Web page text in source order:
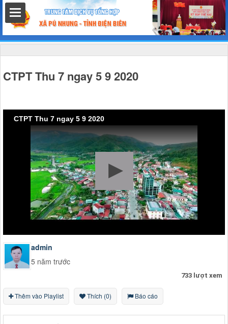
chính
CTPT Thu 7 ngay 5 9 2020
CTPT Thu 7 ngay 5 9 2020
admin
5 năm trước
733 lượt xem
Thêm vào Playlist Thích (0) Báo cáo